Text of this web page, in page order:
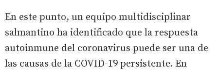
En este punto, un equipo multidisciplinar
salmantino ha identificado que la respuesta
autoinmune del coronavirus puede ser una de
las causas de la COVID-19 persistente. En